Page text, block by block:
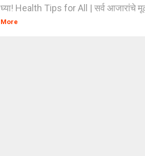
घ्या! Health Tips for All | सर्व आजारांचे
More